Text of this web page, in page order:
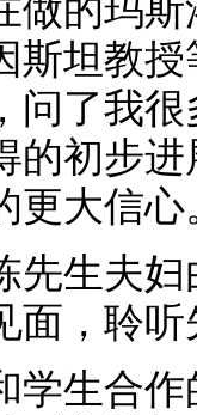
做的玛
斯坦教
问了我
的初步
更大信心
生夫妇
面，聆
生合作